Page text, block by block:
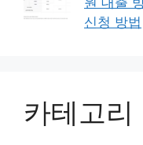
신청 방법
카테고리